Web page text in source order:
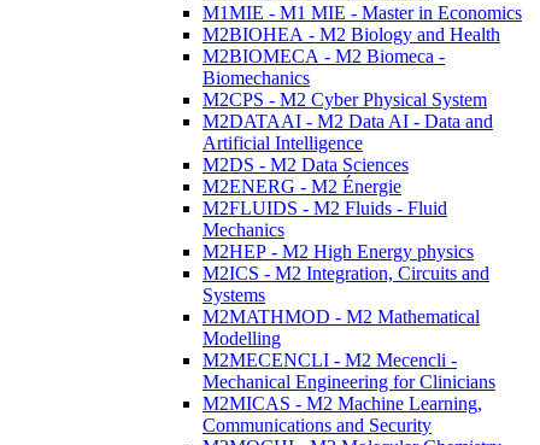
M1MIE - M1 MIE - Master in Economics
M2BIOHEA - M2 Biology and Health
M2BIOMECA - M2 Biomeca -
Biomechanics
M2CPS - M2 Cyber Physical System
M2DATAAI - M2 Data AI - Data and
Artificial Intelligence
M2DS - M2 Data Sciences
M2ENERG - M2 Énergie
M2FLUIDS - M2 Fluids - Fluid
Mechanics
M2HEP - M2 High Energy physics
M2ICS - M2 Integration, Circuits and
Systems
M2MATHMOD - M2 Mathematical
Modelling
M2MECENCLI - M2 Mecencli -
Mechanical Engineering for Clinicians
M2MICAS - M2 Machine Learning,
Communications and Security